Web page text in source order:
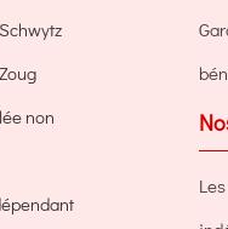
non